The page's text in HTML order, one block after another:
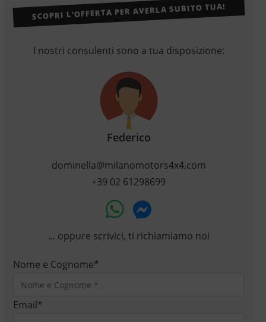
SCOPRI L’OFFERTA PER AVERLA SUBITO TUA!
I nostri consulenti sono a tua disposizione:
Federico
dominella@milanomotors4x4.com
+39 02 61298699
... oppure scrivici, ti richiamiamo noi
Nome e Cognome*
Email*